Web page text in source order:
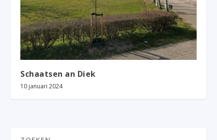
Schaatsen an Diek
10 januari 2024